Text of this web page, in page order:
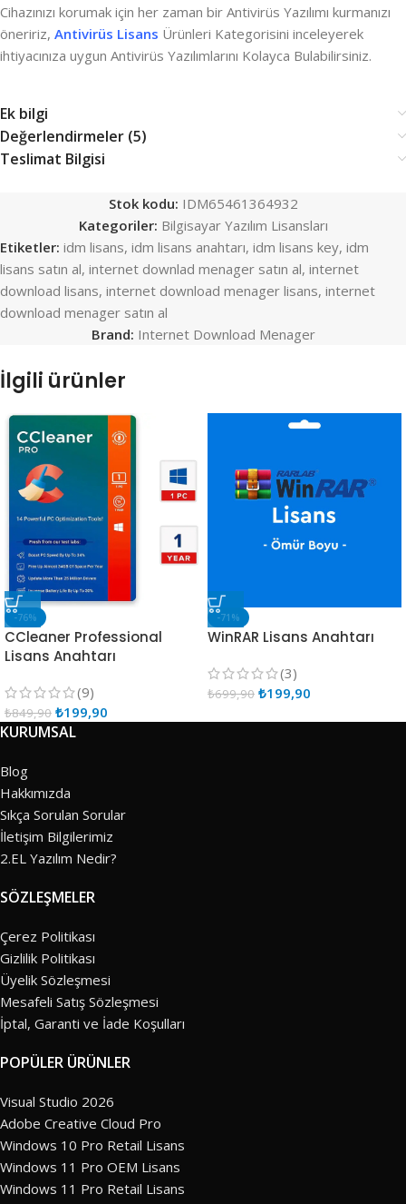
Cihazınızı korumak için her zaman bir Antivirüs Yazılımı kurmanızı
öneririz, Antivirüs Lisans Ürünleri Kategorisini inceleyerek
ihtiyacınıza uygun Antivirüs Yazılımlarını Kolayca Bulabilirsiniz.
Ek bilgi
Değerlendirmeler (5)
Teslimat Bilgisi
Stok kodu: IDM65461364932
Kategoriler: Bilgisayar Yazılım Lisansları
Etiketler: idm lisans, idm lisans anahtarı, idm lisans key, idm
lisans satın al, internet downlad menager satın al, internet
download lisans, internet download menager lisans, internet
download menager satın al
Brand: Internet Download Menager
İlgili ürünler
-76%
CCleaner Professional
Lisans Anahtarı
(9)
₺849,90 ₺199,90
-71%
WinRAR Lisans Anahtarı
(3)
₺699,90 ₺199,90
KURUMSAL
Blog
Hakkımızda
Sıkça Sorulan Sorular
İletişim Bilgilerimiz
2.EL Yazılım Nedir?
SÖZLEŞMELER
Çerez Politikası
Gizlilik Politikası
Üyelik Sözleşmesi
Mesafeli Satış Sözleşmesi
İptal, Garanti ve İade Koşulları
POPÜLER ÜRÜNLER
Visual Studio 2026
Adobe Creative Cloud Pro
Windows 10 Pro Retail Lisans
Windows 11 Pro OEM Lisans
Windows 11 Pro Retail Lisans